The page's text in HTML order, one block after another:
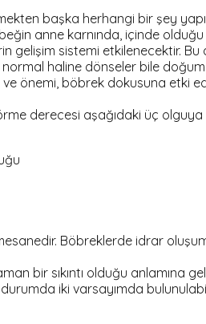
başka herhangi bir şey
anne karnında, içinde
sistemi etkilenecektir. Bu
normal haline dönseler bile doğum
önemi, böbrek dokusuna etki
derecesi aşağıdaki üç olguya
Böbreklerde idrar
bir sıkıntı olduğu
iki varsayımda